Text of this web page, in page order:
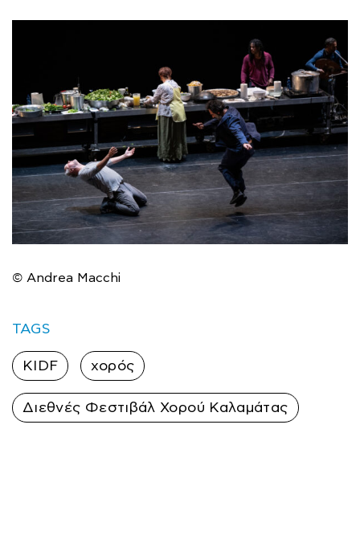
© Andrea Macchi
TAGS
KIDF χορός
Διεθνές Φεστιβάλ Χορού Καλαμάτας